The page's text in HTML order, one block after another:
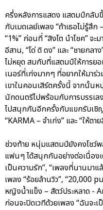
ครึ่งหลังการแสดง แสตมป์กลับ
กับเมดเลย์เพลง “ถ้าเธอไม่รู้สึ
“1%” ก่อนที่ “สิงโต นำโชค” จะ
อีสาน, “โด่ ดิ ดง” และ “ชายกล
ไม่หยุด สมกับที่แสตมป์ให้การย
เนอร์ที่เก่งมากๆ ที่อยากให้มา
เขาในคอนเสิร์ตครั้งนี้ จากนั้น
นักดนตรีไปพร้อมกับการบรรเล
ไปสนุกกันอีกครั้งกับแขกรับเชิ
“KARMA – จำเก่ง” และ “ให้ตา
ช่วงท้าย หนุ่มแสตมป์ยังคงโชว์
แฟนๆ ได้สนุกกันอย่างต่อเนื่อง
เป็นความรัก”, “เพลงที่นานม
เพลง “ร้อยล้านวิว”, “20,000
หญิงน้ำแข็ง – สัตว์ประหลาด -
ก่อนจะปิดเวทีด้วยเพลง “ฉันจะเ